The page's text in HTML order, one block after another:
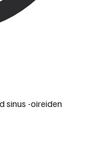
sinus -oireiden